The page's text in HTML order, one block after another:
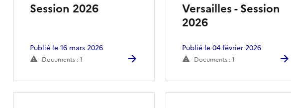
Session 2026
Publié le 16 mars 2026
Documents : 1
Versailles - Session
2026
Publié le 04 février 2026
Documents : 1